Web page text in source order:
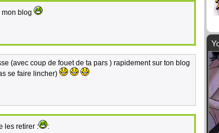
blog
(avec coup de fouet de ta pars ) rapidement sur ton blog
se faire lincher)
les retirer : :